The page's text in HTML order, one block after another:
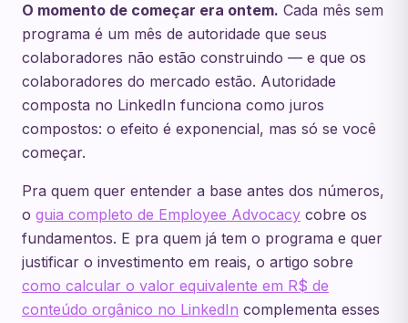
O momento de começar era ontem. Cada mês sem
programa é um mês de autoridade que seus
colaboradores não estão construindo — e que os
colaboradores do mercado estão. Autoridade
composta no LinkedIn funciona como juros
compostos: o efeito é exponencial, mas só se você
começar.
Pra quem quer entender a base antes dos números,
o guia completo de Employee Advocacy cobre os
fundamentos. E pra quem já tem o programa e quer
justificar o investimento em reais, o artigo sobre
como calcular o valor equivalente em R$ de
conteúdo orgânico no LinkedIn complementa esses